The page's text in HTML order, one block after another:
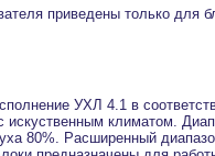
приведены только для
УХЛ 4.1 в
климатом.
80%. Расширенный